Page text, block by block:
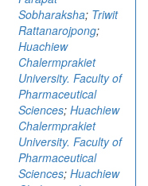
Sobharaksha; Triwit
Rattanarojpong;
Huachiew
Chalermprakiet
University. Faculty of
Pharmaceutical
Sciences; Huachiew
Chalermprakiet
University. Faculty of
Pharmaceutical
Sciences; Huachiew